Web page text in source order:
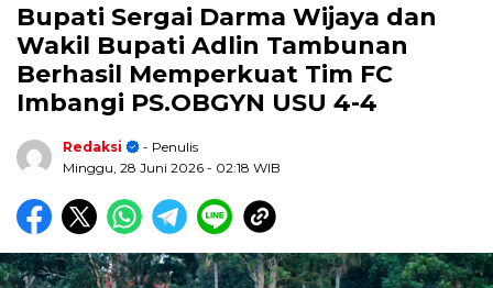
Bupati Sergai Darma Wijaya dan
Wakil Bupati Adlin Tambunan
Berhasil Memperkuat Tim FC
Imbangi PS.OBGYN USU 4-4
Redaksi
- Penulis
Minggu, 28 Juni 2026 - 02:18 WIB